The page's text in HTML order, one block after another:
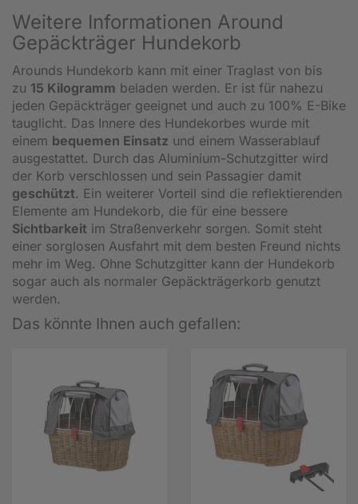
Weitere Informationen Around
Gepäckträger Hundekorb
Arounds Hundekorb kann mit einer Traglast von bis
zu 15 Kilogramm beladen werden. Er ist für nahezu
jeden Gepäckträger geeignet und auch zu 100% E-Bike
tauglicht. Das Innere des Hundekorbes wurde mit
einem bequemen Einsatz und einem Wasserablauf
ausgestattet. Durch das Aluminium-Schutzgitter wird
der Korb verschlossen und sein Passagier damit
geschützt. Ein weiterer Vorteil sind die reflektierenden
Elemente am Hundekorb, die für eine bessere
Sichtbarkeit im Straßenverkehr sorgen. Somit steht
einer sorglosen Ausfahrt mit dem besten Freund nichts
mehr im Weg. Ohne Schutzgitter kann der Hundekorb
sogar auch als normaler Gepäckträgerkorb genutzt
werden.
Das könnte Ihnen auch gefallen: